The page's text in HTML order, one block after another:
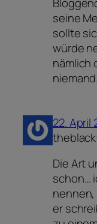
seine
sollte
würde
nämlich
niemand.
22. April
Die Art
schon…
nennen,
er